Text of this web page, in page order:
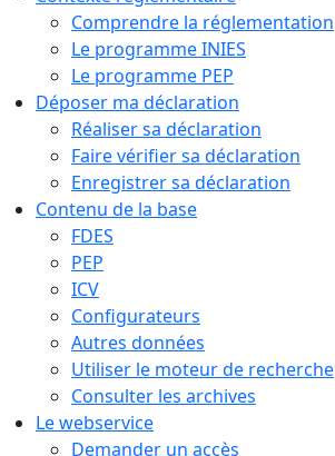
Comprendre la réglementation
Le programme INIES
Le programme PEP
Déposer ma déclaration
Réaliser sa déclaration
Faire vérifier sa déclaration
Enregistrer sa déclaration
Contenu de la base
FDES
PEP
ICV
Configurateurs
Autres données
Utiliser le moteur de recherche
Consulter les archives
Le webservice
Demander un accès